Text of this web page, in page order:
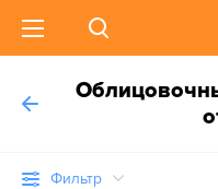
Фильтр